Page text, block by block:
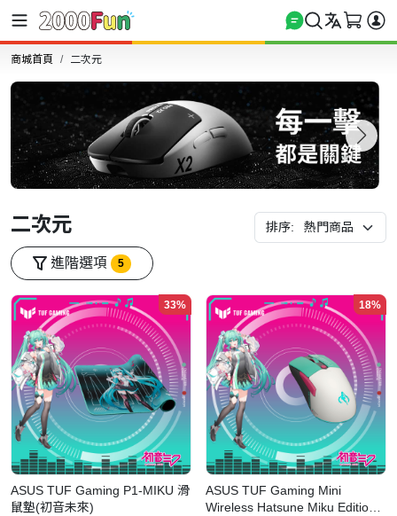
商城首頁 二次元
二次元 排序:
進階選項 5
33%
ASUS TUF Gaming P1-MIKU 滑
鼠墊(初音未來)
18%
ASUS TUF Gaming Mini
Wireless Hatsune Miku Edition